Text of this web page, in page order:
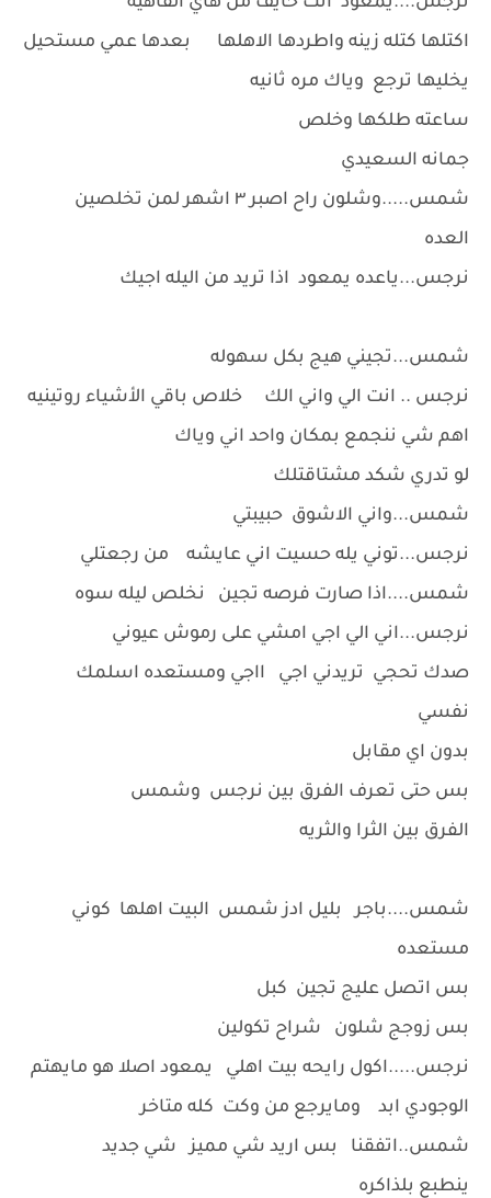
اكتلها كتله زينه واطردها الاهلها بعدها عمي مستحيل
يخليها ترجع وياك مره ثانيه
ساعته طلكها وخلص
جمانه السعيدي
شمس.....وشلون راح اصبر ٣ اشهر لمن تخلصين
العده
نرجس...ياعده يمعود اذا تريد من اليله اجيك
شمس...تجيني هيج بكل سهوله
نرجس .. انت الي واني الك خلاص باقي الأشياء روتينيه
اهم شي ننجمع بمكان واحد اني وياك
لو تدري شكد مشتاقتلك
شمس...واني الاشوق حبيبتي
نرجس...توني يله حسيت اني عايشه من رجعتلي
شمس....اذا صارت فرصه تجين نخلص ليله سوه
نرجس...اني الي اجي امشي على رموش عيوني
صدك تحجي تريدني اجي ااجي ومستعده اسلمك
نفسي
بدون اي مقابل
بس حتى تعرف الفرق بين نرجس وشمس
الفرق بين الثرا والثريه
شمس....باجر بليل ادز شمس البيت اهلها كوني
مستعده
بس اتصل عليج تجين كبل
بس زوجج شلون شراح تكولين
نرجس.....اكول رايحه بيت اهلي يمعود اصلا هو مايهتم
الوجودي ابد ومايرجع من وكت كله متاخر
شمس..اتفقنا بس اريد شي مميز شي جديد
ينطبع بلذاكره